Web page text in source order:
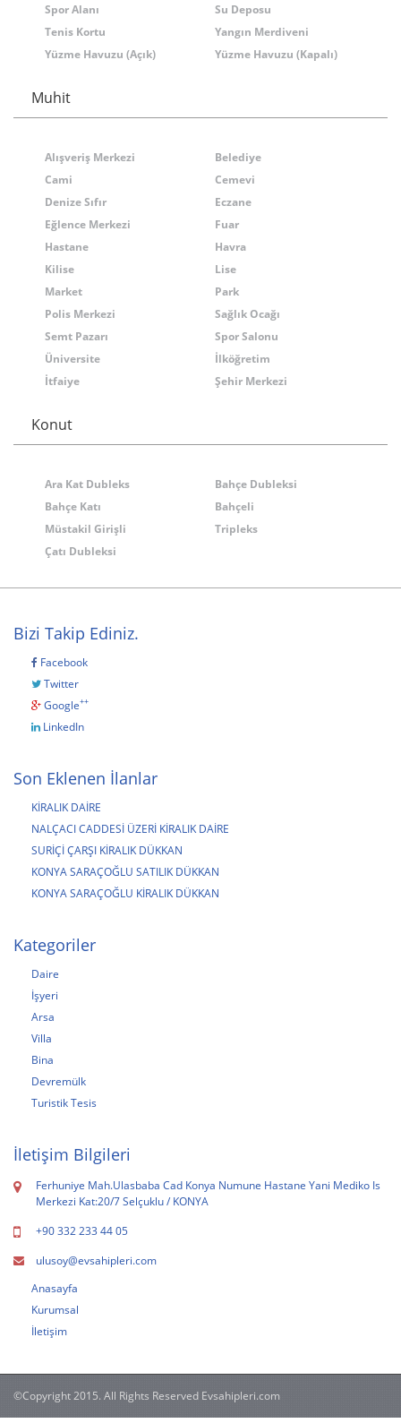
Spor Alanı
Su Deposu
Tenis Kortu
Yangın Merdiveni
Yüzme Havuzu (Açık)
Yüzme Havuzu (Kapalı)
Muhit
Alışveriş Merkezi
Belediye
Cami
Cemevi
Denize Sıfır
Eczane
Eğlence Merkezi
Fuar
Hastane
Havra
Kilise
Lise
Market
Park
Polis Merkezi
Sağlık Ocağı
Semt Pazarı
Spor Salonu
Üniversite
İlköğretim
İtfaiye
Şehir Merkezi
Konut
Ara Kat Dubleks
Bahçe Dubleksi
Bahçe Katı
Bahçeli
Müstakil Girişli
Tripleks
Çatı Dubleksi
Bizi Takip Ediniz.
Facebook
Twitter
Google++
LinkedIn
Son Eklenen İlanlar
KİRALIK DAİRE
NALÇACI CADDESİ ÜZERİ KİRALIK DAİRE
SURİÇİ ÇARŞI KİRALIK DÜKKAN
KONYA SARAÇOĞLU SATILIK DÜKKAN
KONYA SARAÇOĞLU KİRALIK DÜKKAN
Kategoriler
Daire
İşyeri
Arsa
Villa
Bina
Devremülk
Turistik Tesis
İletişim Bilgileri
Ferhuniye Mah.Ulasbaba Cad Konya Numune Hastane Yani Mediko Is
Merkezi Kat:20/7 Selçuklu / KONYA
+90 332 233 44 05
ulusoy@evsahipleri.com
Anasayfa
Kurumsal
İletişim
©Copyright 2015. All Rights Reserved Evsahipleri.com